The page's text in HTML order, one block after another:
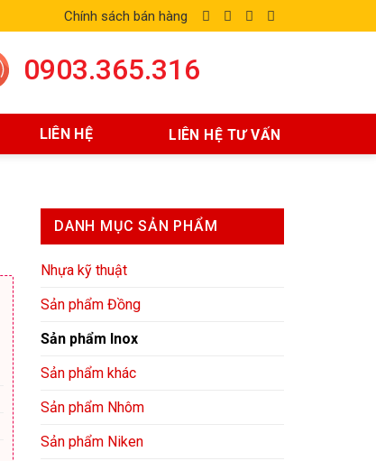
Chính sách bán hàng
0903.365.316
LIÊN HỆ LIÊN HỆ TƯ VẤN
DANH MỤC SẢN PHẨM
Nhựa kỹ thuật
Sản phẩm Đồng
Sản phẩm Inox
Sản phẩm khác
Sản phẩm Nhôm
Sản phẩm Niken